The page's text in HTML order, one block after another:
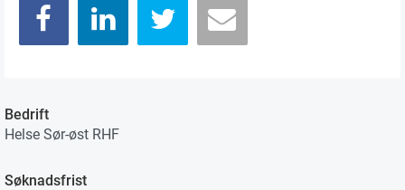
Bedrift
Helse Sør-øst RHF
Søknadsfrist